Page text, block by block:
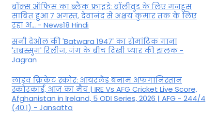
बॉक्स ऑफिस का ब्लैक फ्राइडे: बॉलीवुड के लिए मनहूस
साबित हुआ 7 अगस्त, देवानंद से अक्षय कुमार तक के लिए
रहा अ... - News18 Hindi
सनी देओल की 'Batwara 1947' का रोमांटिक गाना
'तबस्सुम' रिलीज, जंग के बीच दिखी प्यार की झलक -
Jagran
लाइव क्रिकेट स्कोर: आयरलैंड बनाम अफगानिस्तान
स्कोरकार्ड, आज का मैच | IRE Vs AFG Cricket Live Score,
Afghanistan in Ireland, 5 ODI Series, 2026 | AFG - 244/4
(40.1) - Jansatta